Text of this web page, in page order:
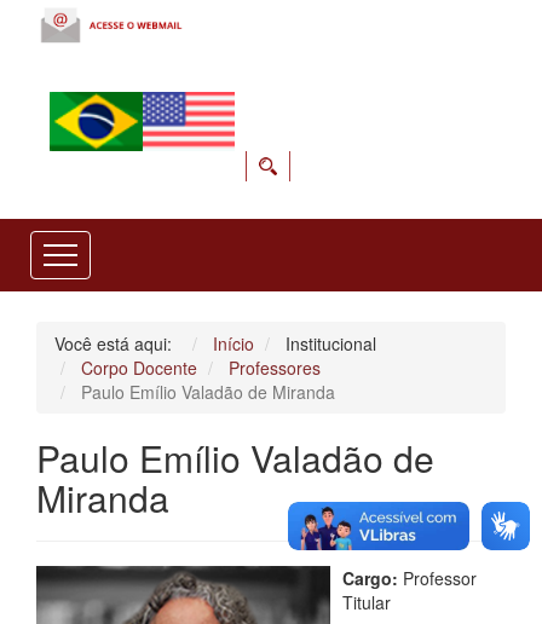
Você está aqui: Início
Institucional
Corpo Docente
Professores
Paulo Emílio Valadão de Miranda
Paulo Emílio Valadão de
Miranda
Cargo: Professor
Titular